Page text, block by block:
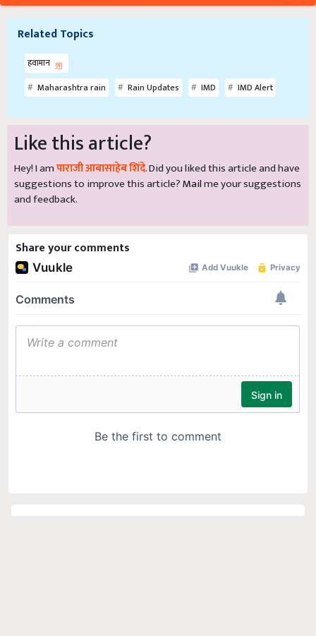
Related Topics
हवामान
Maharashtra rain
Rain Updates IMD IMD Alert
Like this article?
Hey! I amपाराजी आबासाहेब शिंदे. Did you liked this article and have
suggestions to improve this article?Mailme your suggestions
and feedback.
Share your comments